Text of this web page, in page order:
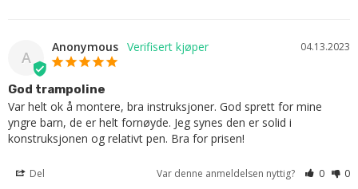
A
04.13.2023
Anonymous
God trampoline
Var helt ok å montere, bra instruksjoner. God sprett for mine
yngre barn, de er helt fornøyde. Jeg synes den er solid i
konstruksjonen og relativt pen. Bra for prisen!
Del Var denne anmeldelsen nyttig? 0 0